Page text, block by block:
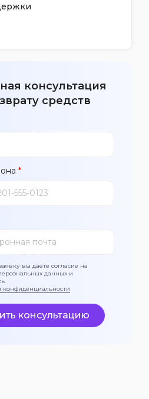
консультация
средств
*
вы даете согласие на
данных и
конфиденциальности
консультацию